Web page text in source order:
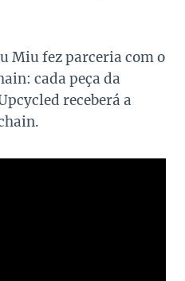
Miu fez parceria com o
cada peça da
receberá a